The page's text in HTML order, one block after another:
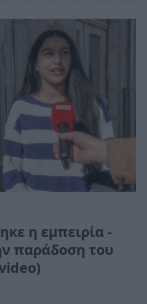
η εμπειρία -
παράδοση του